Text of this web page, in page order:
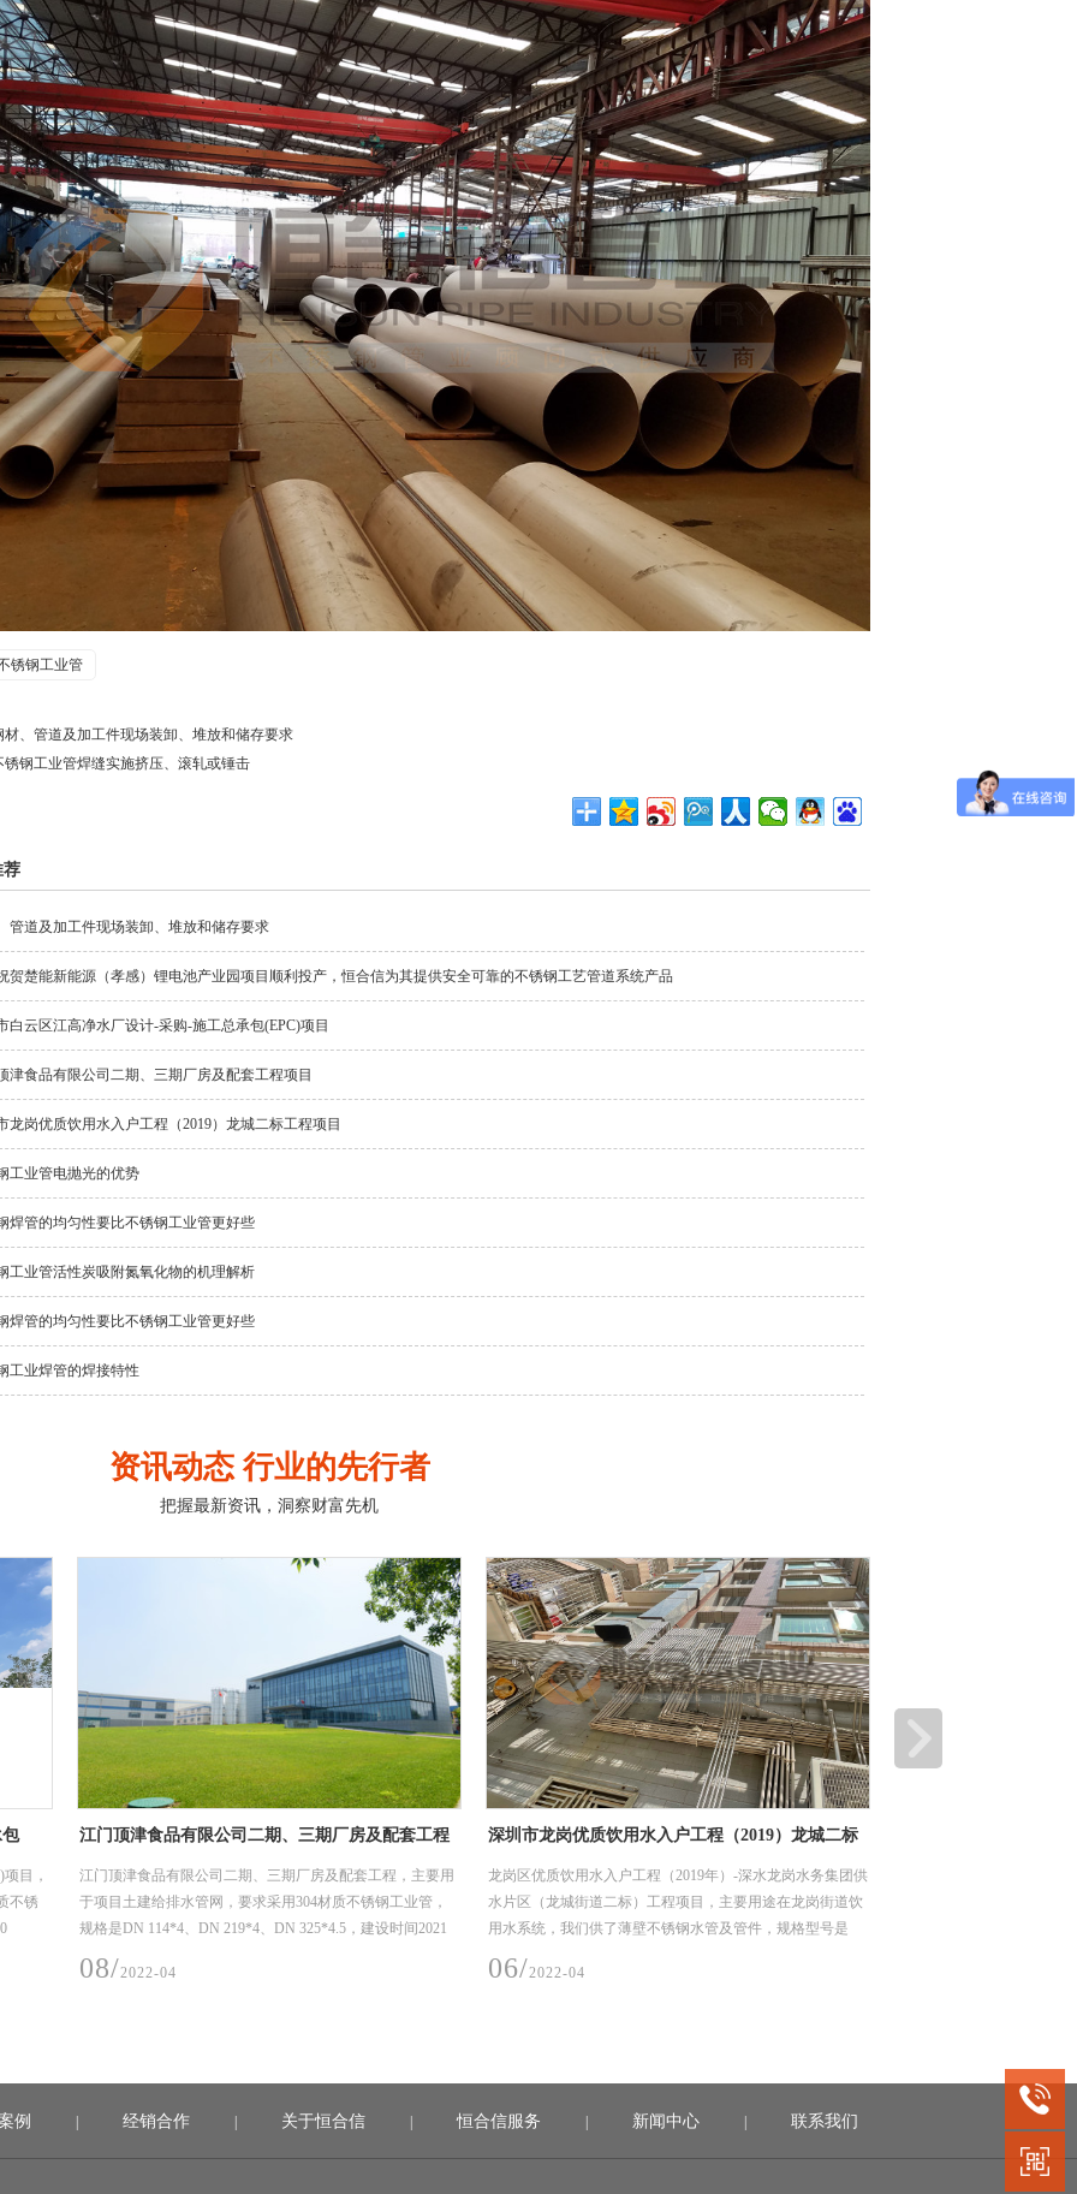
锈钢工业管
材、管道及加工件现场装卸、堆放和储存要求
锈钢工业管焊缝实施挤压、滚轧或锤击
荐
管道及加工件现场装卸、堆放和储存要求
贺楚能新能源（孝感）锂电池产业园项目顺利投产，恒合信为其提供安全可靠的不锈钢工艺管道系统产品
白云区江高净水厂设计-采购-施工总承包(EPC)项目
津食品有限公司二期、三期厂房及配套工程项目
龙岗优质饮用水入户工程（2019）龙城二标工程项目
工业管电抛光的优势
焊管的均匀性要比不锈钢工业管更好些
工业管活性炭吸附氮氧化物的机理解析
焊管的均匀性要比不锈钢工业管更好些
工业焊管的焊接特性
资讯动态 行业的先行者
把握最新资讯，洞察财富先机
程
要用
管，
深圳市龙岗优质饮用水入户工程（2019）龙城二标
龙岗区优质饮用水入户工程（2019年）-深水龙岗水务集团供
水片区（龙城街道二标）工程项目，主要用途在龙岗街道饮
用水系统，我们供了薄壁不锈钢水管及管件，规格型号是
06/2022-04
不锈钢工业管电抛光的优势
许多人不明白为什么不锈钢工业管道需要抛光。
10/2022-03
例 | 经销合作 | 关于恒合信 | 恒合信服务 | 新闻中心 | 联系我们